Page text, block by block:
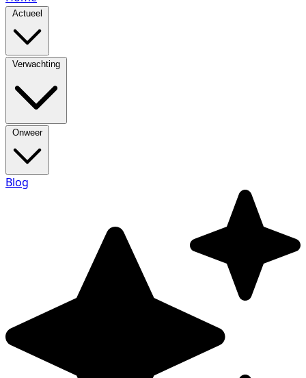
Actueel
Verwachting
Onweer
Blog